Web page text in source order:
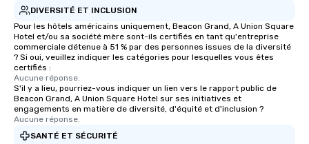
DIVERSITÉ ET INCLUSION
Pour les hôtels américains uniquement, Beacon Grand, A Union Square
Hotel et/ou sa société mère sont-ils certifiés en tant qu'entreprise
commerciale détenue à 51 % par des personnes issues de la diversité
? Si oui, veuillez indiquer les catégories pour lesquelles vous êtes
certifiés :
Aucune réponse.
S'il y a lieu, pourriez-vous indiquer un lien vers le rapport public de
Beacon Grand, A Union Square Hotel sur ses initiatives et
engagements en matière de diversité, d'équité et d'inclusion ?
Aucune réponse.
SANTÉ ET SÉCURITÉ